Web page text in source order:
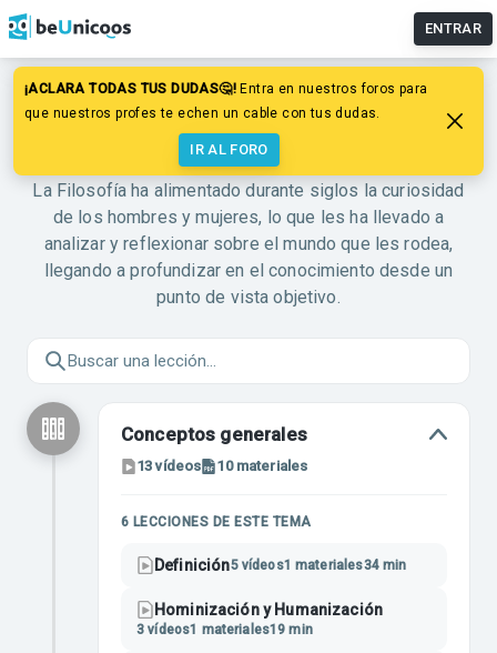
ENTRAR
¡ACLARA TODAS TUS DUDAS🤔! Entra en nuestros foros para
que nuestros profes te echen un cable con tus dudas.
IR AL FORO
ASIGNATURA
Filosofía
La Filosofía ha alimentado durante siglos la curiosidad
de los hombres y mujeres, lo que les ha llevado a
analizar y reflexionar sobre el mundo que les rodea,
llegando a profundizar en el conocimiento desde un
punto de vista objetivo.
Conceptos generales
13 vídeos 10materiales
6 LECCIONES DE ESTE TEMA
Definición5 vídeos1 materiales34 min
Hominización y Humanización
3 vídeos1 materiales19 min